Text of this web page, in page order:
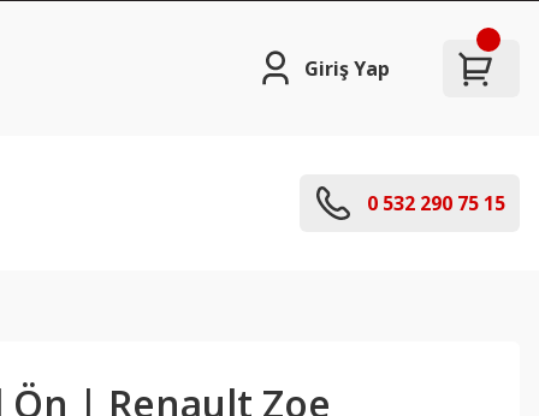
Giriş Yap
0 532 290 75 15
Ön | Renault Zoe